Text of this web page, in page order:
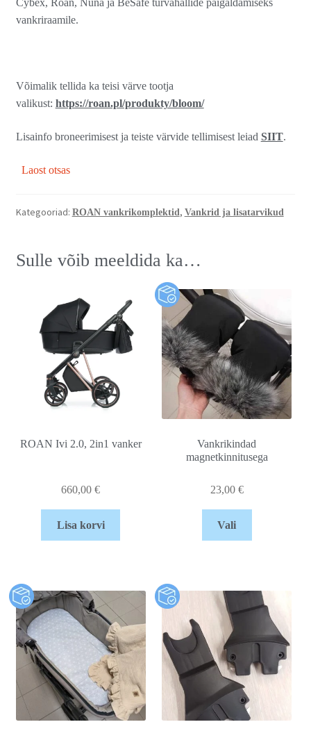
Cybex, Roan, Nuna ja BeSafe turvahällide paigaldamiseks
vankriraamile.
Võimalik tellida ka teisi värve tootja
valikust: https://roan.pl/produkty/bloom/
Lisainfo broneerimisest ja teiste värvide tellimisest leiad SIIT.
Laost otsas
Kategooriad: ROAN vankrikomplektid, Vankrid ja lisatarvikud
Sulle võib meeldida ka…
ROAN Ivi 2.0, 2in1 vanker
660,00€
Lisa korvi
Vankrikindad
magnetkinnitusega
23,00 €
Vali